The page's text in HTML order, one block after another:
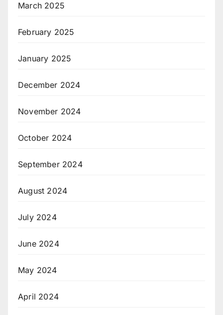
March 2025
February 2025
January 2025
December 2024
November 2024
October 2024
September 2024
August 2024
July 2024
June 2024
May 2024
April 2024